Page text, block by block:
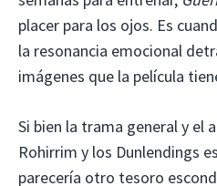
placer para los ojos. Es
la resonancia emocional
imágenes que la película
Si bien la trama general y el
Rohirrim y los Dunlendings
parecería otro tesoro